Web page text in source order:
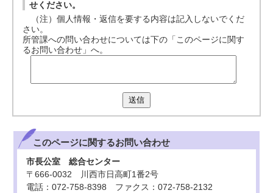
せください。
（注）個人情報・返信を要する内容は記入しないでくだ
さい。
所管課への問い合わせについては下の「このページに関す
るお問い合わせ」へ。
送信
このページに関するお問い合わせ
市長公室 総合センター
〒666-0032 川西市日高町1番2号
電話：072-758-8398 ファクス：072-758-2132